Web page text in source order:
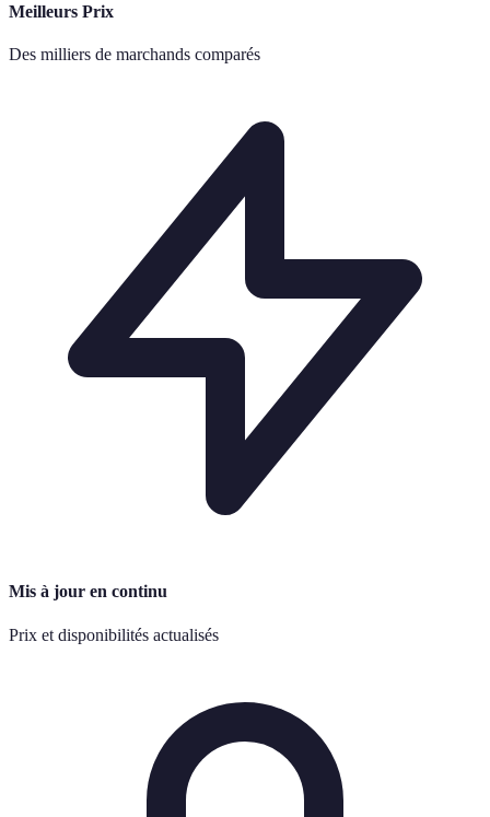
Meilleurs Prix
Des milliers de marchands comparés
Mis à jour en continu
Prix et disponibilités actualisés